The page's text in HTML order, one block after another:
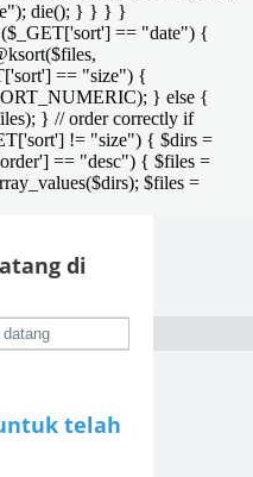
die(); } } } }
== "date") {
== "size") {
} else {
} // order correctly if
!= "size") { $dirs =
== "desc") { $files =
$files =
di
telah